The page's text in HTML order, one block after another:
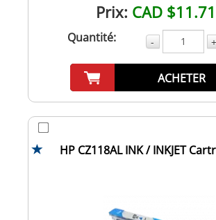
Prix: CAD $11.71
Quantité: - +
ACHETER
HP CZ118AL INK / INKJET